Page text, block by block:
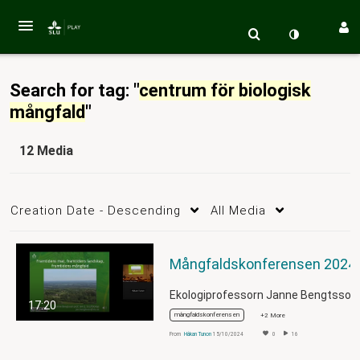
Search for tag: "centrum för biologisk
mångfald"
12 Media
Creation Date - Descending All Media
17:20
mångfaldskonferensen +2 More
From Håkan Tunon 15/10/2024 0 16